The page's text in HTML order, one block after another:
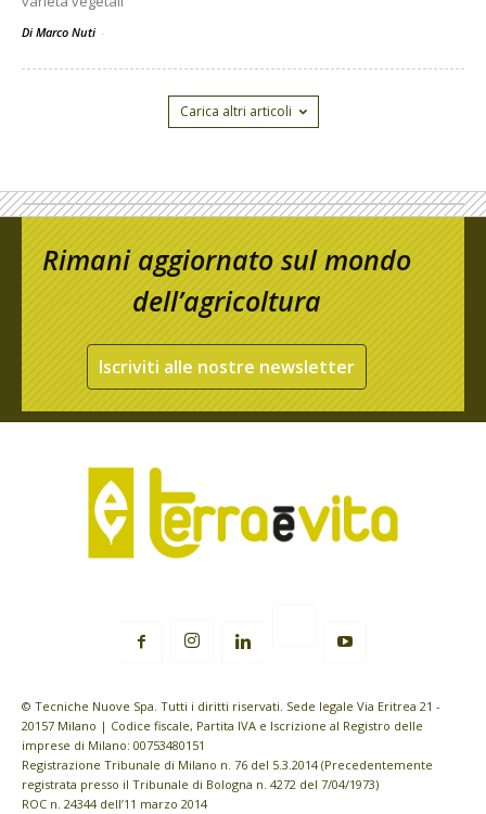
Di Marco Nuti -
Carica altri articoli
Rimani aggiornato sul mondo
dell’agricoltura
Iscriviti alle nostre newsletter
© Tecniche Nuove Spa. Tutti i diritti riservati. Sede legale Via Eritrea 21 -
20157 Milano | Codice fiscale, Partita IVA e Iscrizione al Registro delle
imprese di Milano: 00753480151
Registrazione Tribunale di Milano n. 76 del 5.3.2014 (Precedentemente
registrata presso il Tribunale di Bologna n. 4272 del 7/04/1973)
ROC n. 24344 dell’11 marzo 2014